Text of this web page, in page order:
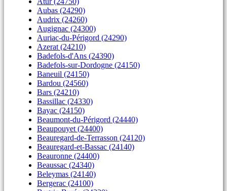
Aubas (24290)
Audrix (24260)
Augignac (24300)
Auriac-du-Périgord (24290)
Azerat (24210)
Badefols-d'Ans (24390)
Badefols-sur-Dordogne (24150)
Baneuil (24150)
Bardou (24560)
Bars (24210)
Bassillac (24330)
Bayac (24150)
Beaumont-du-Périgord (24440)
Beaupouyet (24400)
Beauregard-de-Terrasson (24120)
Beauregard-et-Bassac (24140)
Beauronne (24400)
Beaussac (24340)
Beleymas (24140)
Bergerac (24100)